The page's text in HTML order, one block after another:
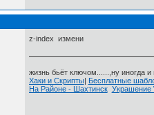
z-index измени
жизнь бьёт ключом......,ну иногда и
Хаки и Скрипты|
Бесплатные
На Районе - Шахтинск Украшение